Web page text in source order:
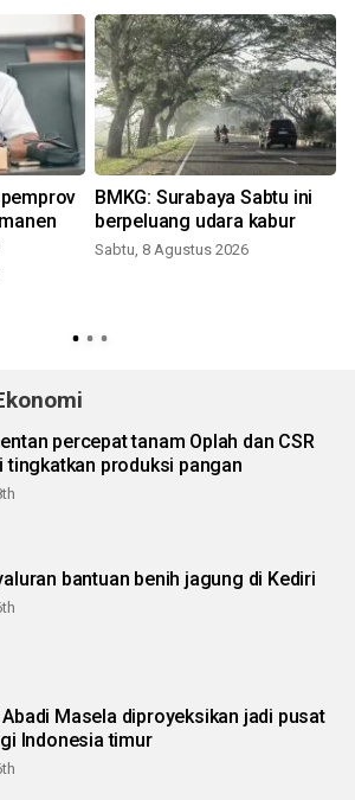
BMKG: Surabaya Sabtu ini
berpeluang udara kabur
Sabtu, 8 Agustus 2026
percepat tanam Oplah dan CSR
tingkatkan produksi pangan
bantuan benih jagung di Kediri
Abadi Masela diproyeksikan jadi pusat
Indonesia timur